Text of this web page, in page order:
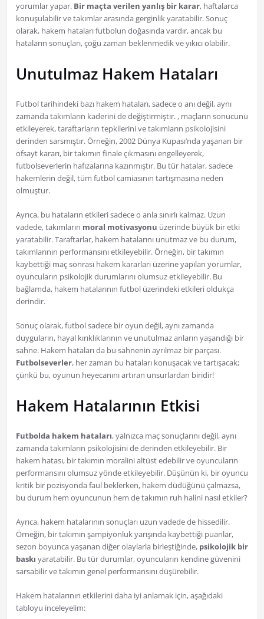
yorumlar yapar. Bir maçta verilen yanlış bir karar, haftalarca
konuşulabilir ve takımlar arasında gerginlik yaratabilir. Sonuç
olarak, hakem hataları futbolun doğasında vardır, ancak bu
hataların sonuçları, çoğu zaman beklenmedik ve yıkıcı olabilir.
Unutulmaz Hakem Hataları
Futbol tarihindeki bazı hakem hataları, sadece o anı değil, aynı
zamanda takımların kaderini de değiştirmiştir. , maçların sonucunu
etkileyerek, taraftarların tepkilerini ve takımların psikolojisini
derinden sarsmıştır. Örneğin, 2002 Dünya Kupası’nda yaşanan bir
ofsayt kararı, bir takımın finale çıkmasını engelleyerek,
futbolseverlerin hafızalarına kazınmıştır. Bu tür hatalar, sadece
hakemlerin değil, tüm futbol camiasının tartışmasına neden
olmuştur.
Ayrıca, bu hataların etkileri sadece o anla sınırlı kalmaz. Uzun
vadede, takımların moral motivasyonu üzerinde büyük bir etki
yaratabilir. Taraftarlar, hakem hatalarını unutmaz ve bu durum,
takımlarının performansını etkileyebilir. Örneğin, bir takımın
kaybettiği maç sonrası hakem kararları üzerine yapılan yorumlar,
oyuncuların psikolojik durumlarını olumsuz etkileyebilir. Bu
bağlamda, hakem hatalarının futbol üzerindeki etkileri oldukça
derindir.
Sonuç olarak, futbol sadece bir oyun değil, aynı zamanda
duyguların, hayal kırıklıklarının ve unutulmaz anların yaşandığı bir
sahne. Hakem hataları da bu sahnenin ayrılmaz bir parçası.
Futbolseverler, her zaman bu hataları konuşacak ve tartışacak;
çünkü bu, oyunun heyecanını artıran unsurlardan biridir!
Hakem Hatalarının Etkisi
Futbolda hakem hataları, yalnızca maç sonuçlarını değil, aynı
zamanda takımların psikolojisini de derinden etkileyebilir. Bir
hakem hatası, bir takımın moralini altüst edebilir ve oyuncuların
performansını olumsuz yönde etkileyebilir. Düşünün ki, bir oyuncu
kritik bir pozisyonda faul beklerken, hakem düdüğünü çalmazsa,
bu durum hem oyuncunun hem de takımın ruh halini nasıl etkiler?
Ayrıca, hakem hatalarının sonuçları uzun vadede de hissedilir.
Örneğin, bir takımın şampiyonluk yarışında kaybettiği puanlar,
sezon boyunca yaşanan diğer olaylarla birleştiğinde, psikolojik bir
baskı yaratabilir. Bu tür durumlar, oyuncuların kendine güvenini
sarsabilir ve takımın genel performansını düşürebilir.
Hakem hatalarının etkilerini daha iyi anlamak için, aşağıdaki
tabloyu inceleyelim: